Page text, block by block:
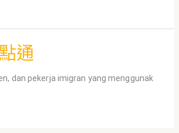
通
dan pekerja imigran yang menggunak